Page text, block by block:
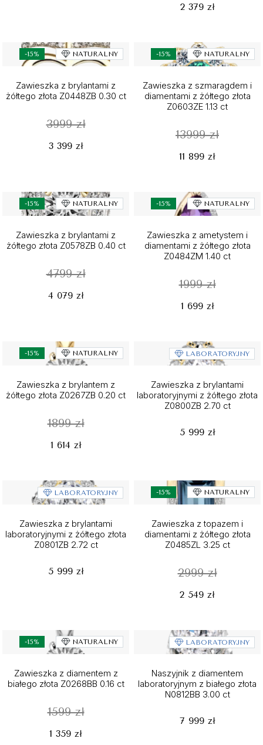
2 379 zł
-15% NATURALNY
Zawieszka z brylantami z
żółtego złota Z0448ZB 0.30 ct
3999 zł
3 399 zł
-15% NATURALNY
Zawieszka z szmaragdem i
diamentami z żółtego złota
Z0603ZE 1.13 ct
13999 zł
11 899 zł
-15% NATURALNY
Zawieszka z brylantami z
żółtego złota Z0578ZB 0.40 ct
4799 zł
4 079 zł
-15% NATURALNY
Zawieszka z ametystem i
diamentami z żółtego złota
Z0484ZM 1.40 ct
1999 zł
1 699 zł
-15% NATURALNY
Zawieszka z brylantem z
żółtego złota Z0267ZB 0.20 ct
1899 zł
1 614 zł
LABORATORYJNY
Zawieszka z brylantami
laboratoryjnymi z żółtego złota
Z0800ZB 2.70 ct
5 999 zł
LABORATORYJNY
Zawieszka z brylantami
laboratoryjnymi z żółtego złota
Z0801ZB 2.72 ct
5 999 zł
-15% NATURALNY
Zawieszka z topazem i
diamentami z żółtego złota
Z0485ZL 3.25 ct
2999 zł
2 549 zł
-15% NATURALNY
Zawieszka z diamentem z
białego złota Z0268BB 0.16 ct
1599 zł
1 359 zł
LABORATORYJNY
Naszyjnik z diamentem
laboratoryjnym z białego złota
N0812BB 3.00 ct
7 999 zł